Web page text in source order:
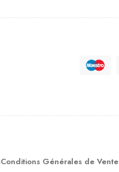
Conditions Générales de Vente